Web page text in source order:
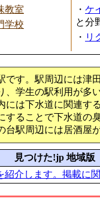
教室
学校
・ ケ
と分
・ リ
です。駅周辺には津
、学生の駅利用が多
には下水道に関連す
することで下水道の
台駅周辺には居酒屋
見つけた!jp 地域版
紹介します。掲載に